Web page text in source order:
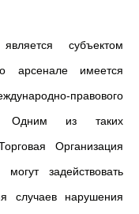
субъектом
арсенале имеется
правового
Одним из таких
Организация
задействовать
случаев нарушения